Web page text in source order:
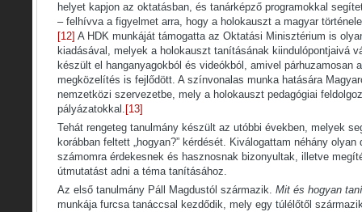
helyet kapjon az oktatásban, és tanárképző programokkal
– felhívva a figyelmet arra, hogy a holokauszt a magyar
[12] A HDK munkáját támogatta az Oktatási Minisztérium is
kiadásával, melyek a holokauszt tanításának kiindulópontjaivá
készült el hanganyagokból és videókból, amivel párhuzamosan
megközelítés is fejlődött. A színvonalas munka hatására
nemzetközi szervezetbe, mely a holokauszt pedagógiai
pályázatokkal. [13]
Tehát rengeteg tanulmány készült az utóbbi években, melyek
korábban feltett „hogyan?” kérdését. Kiválogattam néhány
számomra érdekesnek és hasznosnak bizonyultak, illetve
útmutatást adni a téma tanításához.
Az első tanulmány Páll Magdustól származik. Mit és hogyan
munkája furcsa tanáccsal kezdődik, mely egy túlélőtől